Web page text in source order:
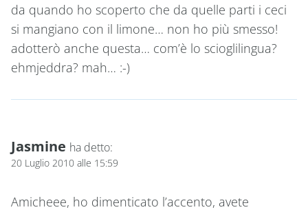
da quando ho scoperto che da quelle parti i ceci
si mangiano con il limone… non ho più smesso!
adotterò anche questa… com’è lo scioglilingua?
ehmjeddra? mah… :-)
Jasmine ha detto:
20 Luglio 2010 alle 15:59
Amicheee, ho dimenticato l’accento, avete